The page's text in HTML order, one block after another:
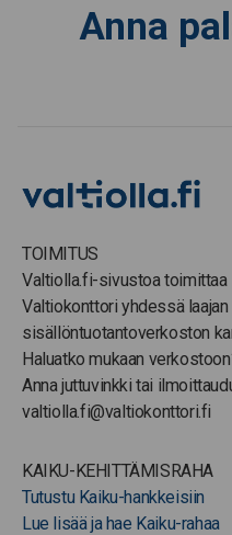
Anna
TOIMITUS
Valtiolla.fi-sivustoa toimittaa
Valtiokonttori yhdessä laajan
sisällöntuotantoverkoston
Haluatko mukaan
Anna juttuvinkki tai
valtiolla.fi@valtiokonttori.fi
KAIKU-KEHITTÄMISRAHA
Tutustu Kaiku-hankkeisiin
Lue lisää ja hae Kaiku-rahaa